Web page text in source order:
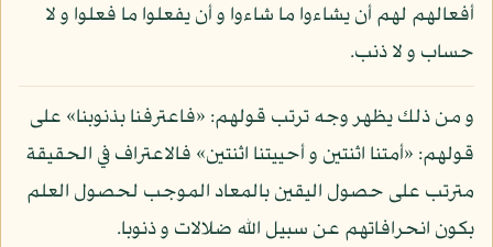
أفعالهم لهم أن يشاءوا ما شاءوا و أن يفعلوا ما فعلوا و لا
حساب و لا ذنب.
و من ذلك يظهر وجه ترتب قولهم: «فاعترفنا بذنوبنا» على
قولهم: «أمتنا اثنتين و أحييتنا اثنتين» فالاعتراف في الحقيقة
مترتب على حصول اليقين بالمعاد الموجب لحصول العلم
بكون انحرافاتهم عن سبيل الله ضلالات و ذنوبا.